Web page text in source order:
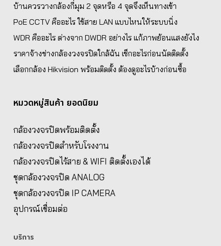
บ้านควรวางกล้องกี่มุม 2 จุดหรือ 4 จุดจึงเห็นทางเข้า
PoE CCTV คืออะไร ใช้สาย LAN แบบไหนให้ระบบนิ่ง
WDR คืออะไร ต่างจาก DWDR อย่างไร แก้ภาพย้อนแสงยังไง
ราคาจ้างช่างกล้องวงจรปิดใกล้ฉัน เช็กอะไรก่อนนัดติดตั้ง
เลือกกล้อง Hikvision พร้อมติดตั้ง ต้องดูอะไรบ้างก่อนซื้อ
หมวดหมู่สินค้า ยอดนิยม
กล้องวงจรปิดพร้อมติดตั้ง
กล้องวงจรปิดสำหรับโรงงาน
กล้องวงจรปิดไร้สาย & WIFI ติดตั้งเองได้
ชุดกล้องวงจรปิด ANALOG
ชุดกล้องวงจรปิด IP CAMERA
อุปกรณ์เชื่อมต่อ
บริการ